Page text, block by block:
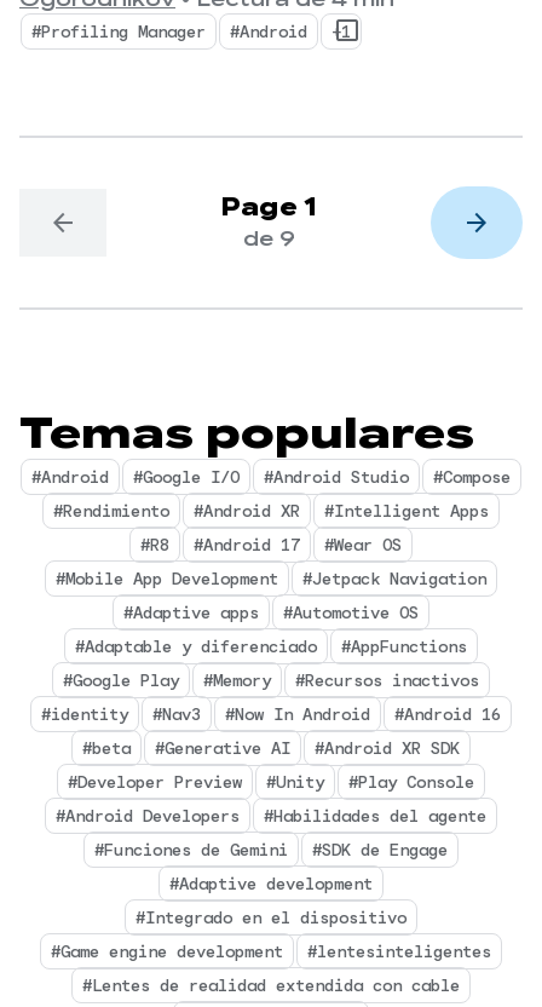
ProfilingManager
#Profiling Manager #Android +1
arrow_back Page 1
de 9 arrow_forward
Temas populares
#Android #Google I/O #Android Studio
#Compose
#Rendimiento
#Android XR
#Intelligent Apps
#R8
#Android 17
#Wear OS
#Mobile App Development
#Jetpack Navigation
#Adaptive apps
#Automotive OS
#Adaptable y diferenciado
#AppFunctions
#Google Play
#Memory
#Recursos inactivos
#identity
#Nav3 #Now In Android
#Android 16
#beta
#Generative AI
#Android XR SDK
#Developer Preview
#Unity
#Play Console
#Android Developers
#Habilidades del agente
#Funciones de Gemini
#SDK de Engage
#Adaptive development
#Integrado en el dispositivo
#Game engine development
#lentesinteligentes
#Lentes de realidad extendida con cable